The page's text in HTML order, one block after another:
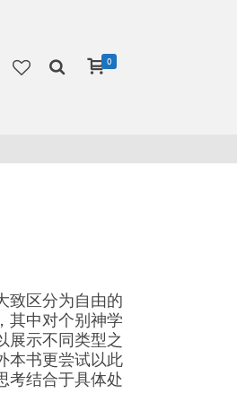
0
致区分为自由的
其中对个别神学
展示不同类型之
本书更尝试以此
考结合于具体处